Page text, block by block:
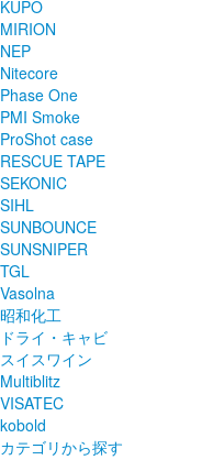
KUPO
MIRION
NEP
Nitecore
Phase One
PMI Smoke
ProShot case
RESCUE TAPE
SEKONIC
SIHL
SUNBOUNCE
SUNSNIPER
TGL
Vasolna
昭和化工
ドライ・キャビ
スイスワイン
Multiblitz
VISATEC
kobold
カテゴリから探す